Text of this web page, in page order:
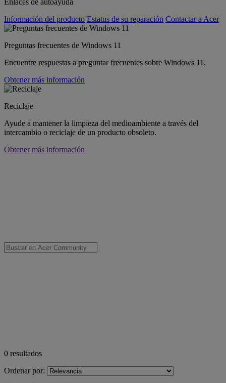
Enlaces de autoayuda
Información del producto Estatus de su reparación Contactar a Acer
Preguntas frecuentes de Windows 11
Encuentre respuestas a preguntar frecuentes sobre Windows 11.
Obtener más información
Reciclaje
Ayude a mantener la limpieza del medioambiente a través del
intercambio o reciclaje de un producto obsoleto.
Obtener más información
0 resultados
Ordenar por: